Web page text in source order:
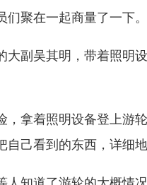
们聚在一起商量了一下。
大副吴其明，带着照明
，拿着照明设备登上游
自己看到的东西，详细